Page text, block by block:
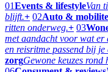
01Events & lifestyleVan
blijft.+ 02Auto &
ritten onderweg.+ 03
met aandacht voor wat er
en reisritme passend bij je
zorgGewone keuzes